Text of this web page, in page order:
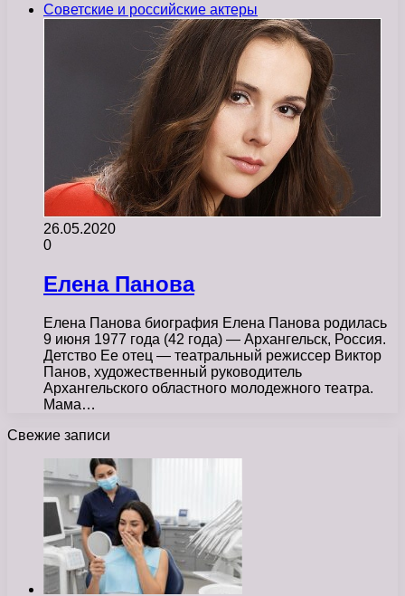
Советские и российские актеры
26.05.2020
0
Елена Панова
Елена Панова биография Елена Панова родилась
9 июня 1977 года (42 года) — Архангельск, Россия.
Детство Ее отец — театральный режиссер Виктор
Панов, художественный руководитель
Архангельского областного молодежного театра.
Мама…
Свежие записи